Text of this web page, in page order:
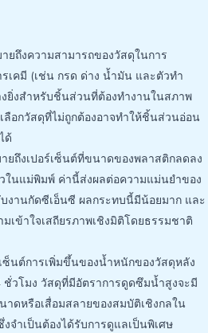
ยถึงความสามารถของวัสดุในการ
เคมี (เช่น กรด ด่าง น้ำมัน และตัวทำ
ยิ่งสำหรับชิ้นส่วนที่ต้องทำงานในสภาพ
ลือกวัสดุที่ไม่ถูกต้องอาจทำให้ชิ้นส่วนอ่อน
ด้
ยถึงเปอร์เซ็นต์ที่ขนาดของพลาสติกลดลง
ในแม่พิมพ์ ค่านี้ส่งผลต่อความแม่นยำของ
งานกัดซีเอ็นซี ผลกระทบนี้มีน้อยมาก และ
เข้าใจเสถียรภาพเชิงมิติโดยธรรมชาติ
ซ็นต์การเพิ่มขึ้นของน้ำหนักของวัสดุหลัง
ชั่วโมง วัสดุที่มีอัตราการดูดซึมน้ำสูงจะมี
ดหรือเสื่อมสลายของสมบัติเชิงกลใน
ำเป็นต้องได้รับการดูแลเป็นพิเศษ